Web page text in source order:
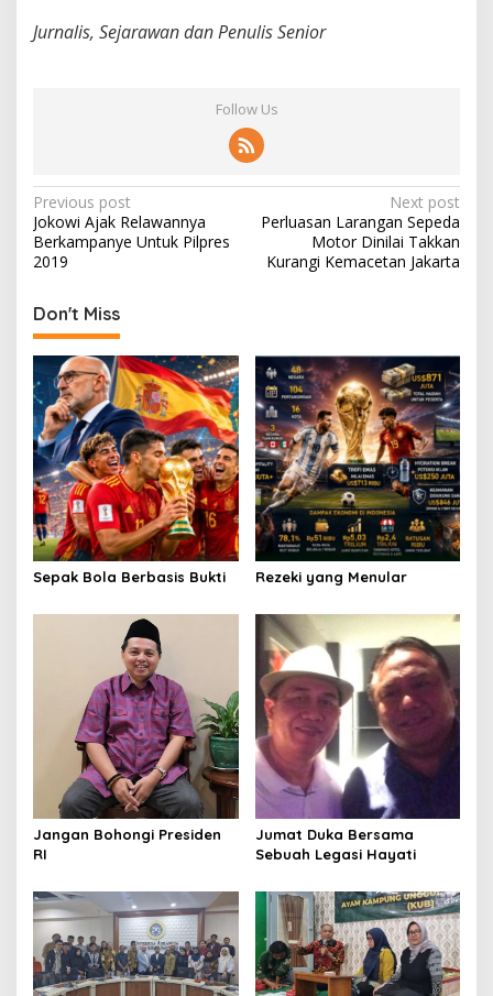
Jurnalis, Sejarawan dan Penulis Senior
Follow Us
P
o
s
t
n
a
v
i
g
a
t
i
o
n
Previous post
Jokowi Ajak Relawannya
Berkampanye Untuk Pilpres
2019
Next post
Perluasan Larangan Sepeda
Motor Dinilai Takkan
Kurangi Kemacetan Jakarta
Don't Miss
Sepak Bola Berbasis Bukti Rezeki yang Menular
Jangan Bohongi Presiden
RI
Jumat Duka Bersama
Sebuah Legasi Hayati